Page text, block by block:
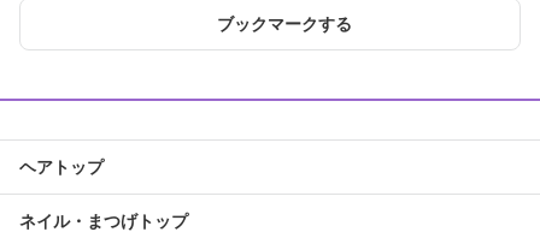
ブックマークする
ヘアトップ
ネイル・まつげトップ